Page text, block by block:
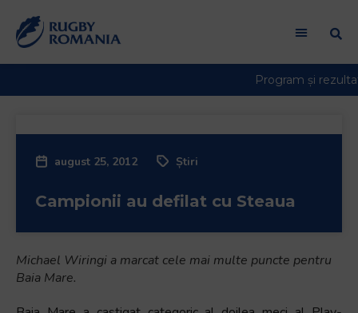
august 25, 2012 Știri
Campionii au defilat cu Steaua
Michael Wiringi a marcat cele mai multe puncte pentru
Baia Mare.